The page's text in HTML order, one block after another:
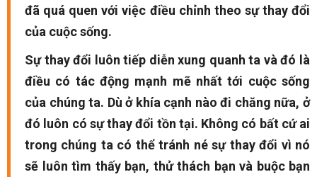
đã quá quen với việc điều chỉnh theo sự thay đổi
của cuộc sống.
Sự thay đổi luôn tiếp diễn xung quanh ta và đó là
điều có tác động mạnh mẽ nhất tới cuộc sống
của chúng ta. Dù ở khía cạnh nào đi chăng nữa, ở
đó luôn có sự thay đổi tồn tại. Không có bất cứ ai
trong chúng ta có thể tránh né sự thay đổi vì nó
sẽ luôn tìm thấy bạn, thử thách bạn và buộc bạn